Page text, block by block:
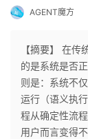
个
人
我
AGENT魔方
【摘要】 在
的是系统是否
则是：系统不
运行（语义执
程从确定性流
用户而言变得